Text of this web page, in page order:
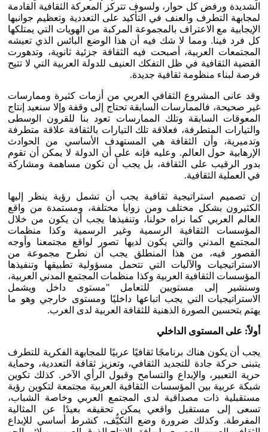
الشديدة ورفض كل حوار، ولسوف تتركز المعركة الثقافية القادمة
لمجابهة التطرف والعنف في التأكيد على التعددية وتعظيم جوانبها
الإيجابية مع الاعتراف بالمجموعة المركبة من الهويات التي يمتلكها
كل فرد فينا. ومما لا شك فيه أن هذا الوضع البائس الذي تعيشه
المجتمعات العربية، أصبحت فيه الثقافة جزئية ثانوية، وتدهورت
القضية الثقافية في ظل التفكك العنيف للدولة العربية التي لا تتيح
فرصة لبناء منظومة ثقافية جديدة.
وقد عانى المشروع الثقافي العربي من أزمات كثيرة وممارسات
غير صحيحة، فالممارسات السابقة تحتاج إلى وقفة وإلا سنعيد إنتاج
المعوقات السابقة وتلك الممارسات تعود بنا للقرون الوسطى
والتيارات المتطرفة، فعلاقة تلك التيارات بالثقافة علاقة متطرفة
وتدميرية، وأن الثقافة هي المستهدف الأساسي من الحوادث
الإرهابية حول العالم. وعليه فإنه على أن الدولة لا يمكن أن تقوم
بدور الرقيب على الثقافة، بل يجب أن تكون مساهمة ومشاركة
في العملية الثقافية.
إن تصميم استراتيجية ثقافية يجب أن تشمل رؤية ينظر إليها
الكثيرون بشكل مختلف ومن زوايا مختلفة، ومستمدة من واقع
العالم العربي كما نراه حولنا، وتنفيذها يجب أن يكون من خلال
المؤسسات الثقافية الرسمية وغير الرسمية وكذا منظمات
المجتمع المدني والتي يكون لديها تصور لواقع مجتمعنا وأوجه
القصور فيه، من هذا المنطلق يجب أن نطرح مجموعة من
الاستراتيجيات والآليات التي تتحمل مسؤولية تطبيقها وتنفيذها
المؤسسات الثقافية العربية وكذا منظمات المجتمع المدني العربية،
وسنشير إلى مستويين للتعامل "مستوى داخل ويشمل
الاستراتيجيات التي يجب اتباعها داخليًا ومستوى خارجي وهو ما
يهتم بتحسين الصورة الذهنية للثقافة العربية لدى الغرب.
أولاً: على المستوى الداخلي
يجب أن يكون هناك برنامجًا ثقافيًا عربيًا للمجابهة الفكرية للتطرف
يتبنى حركة جادة للتجديد الثقافي، وتعزيز ثقافة التعددية، وحماية
حرية التعبير، والإبداع والتسامح وقبول الرأي الآخر. كذلك تكوين
شبكة عربية بين المؤسسات الثقافية العربية مجتمعة لتكوين رؤية
مستقبلية ذات مصداقية لدى المجتمع العربي وخاصة الشباب،
تسعى إلى مستقبل واقعي يمكن تحقيقه بعيدًا عن المثالية
المفرطة. وكذلك ضرورة وضع التكيُّف، كشرط أساسي للإبداع